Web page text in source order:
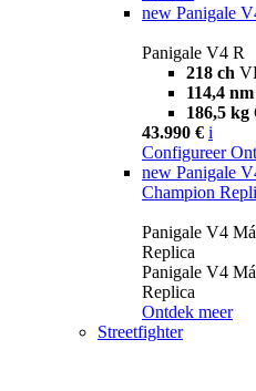
new Panigale
Panigale V4 R
218 ch
114,4 nm
186,5 kg
43.990 € i
Configureer
new Panigale
Champion
Panigale V4
Replica
Panigale V4
Replica
Ontdek meer
Streetfighter